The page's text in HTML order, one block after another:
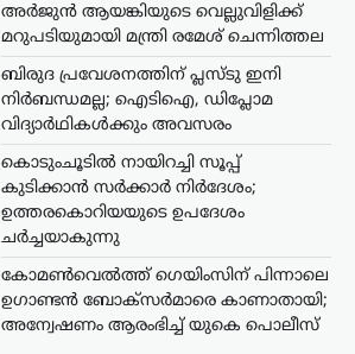
അർജുൻ ആയങ്കിയുടെ വെല്ലുവിളിക്ക്
മറുപടിയുമായി മന്ത്രി രമേശ് ചെന്നിത്തല
ബിരുദ പ്രവേശനത്തിന് പ്ലസ്ടു ഇനി
നിർബന്ധമല്ല; ഐടിഐ, ഡിപ്ലോമ
വിദ്യാർഥികൾക്കും അവസരം
കൊടുംചൂടിൽ നായിറച്ചി സൂപ്പ്
കുടിക്കാൻ സർക്കാർ നിർദേശം;
ഉത്തരകൊറിയയുടെ ഉപദേശം
ചർച്ചയാകുന്നു
കോമൺവെൽത്ത് ഗെയിംസിന് പിന്നാലെ
ഉഗാണ്ടൻ ബോക്സർമാരെ കാണാതായി;
അന്വേഷണം ആരംഭിച്ച് യുകെ പൊലീസ്